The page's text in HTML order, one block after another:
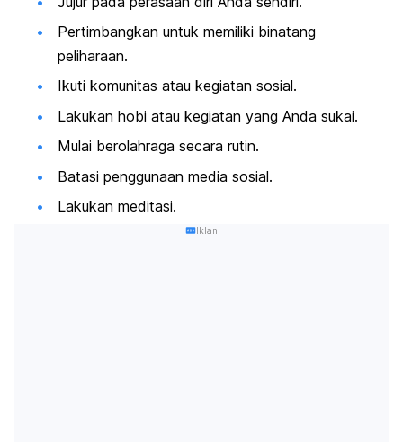
Pertimbangkan untuk memiliki binatang
peliharaan.
Ikuti komunitas atau kegiatan sosial.
Lakukan hobi atau kegiatan yang Anda sukai.
Mulai berolahraga secara rutin.
Batasi penggunaan media sosial.
Lakukan meditasi.
Iklan